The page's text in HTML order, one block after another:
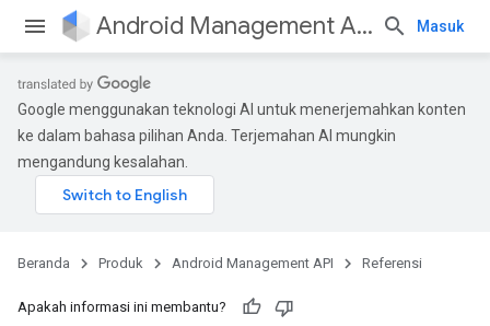
Android Management API Masuk
Google menggunakan teknologi AI untuk menerjemahkan konten
ke dalam bahasa pilihan Anda. Terjemahan AI mungkin
mengandung kesalahan.
Beranda Produk Android Management API Referensi
Apakah informasi ini membantu?